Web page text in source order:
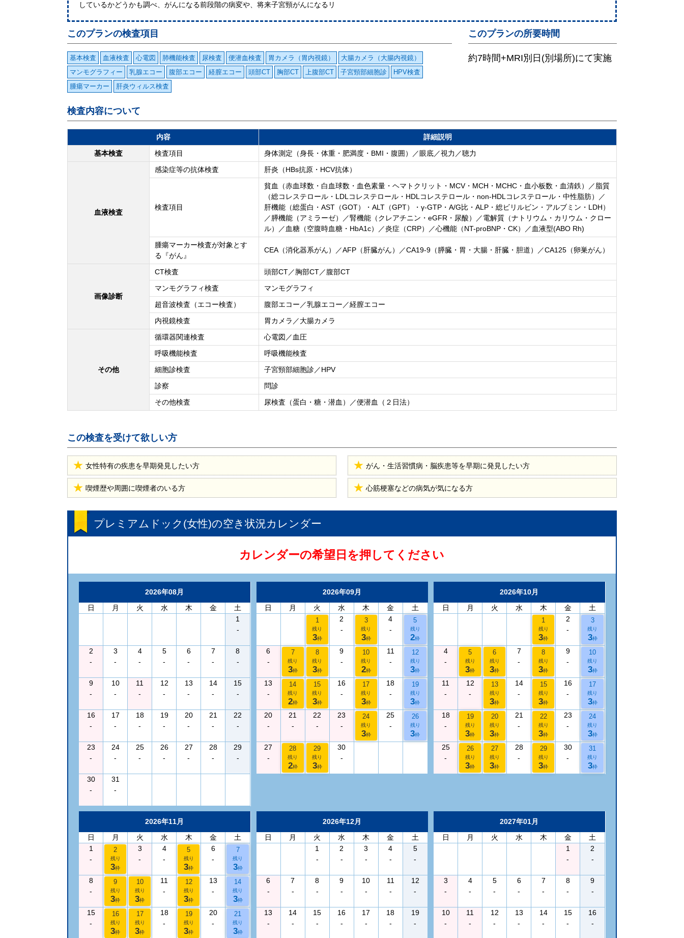
しているかどうかも調べ、がんになる前段階の病変や、将来子宮頸がんになるリ
このプランの所要時間
約7時間+MRI別日(別場所)にて実施
このプランの検査項目
基本検査 血液検査 心電図 肺機能検査 尿検査 便潜血検査 胃カメラ（胃内視鏡）
大腸カメラ（大腸内視鏡）
マンモグラフィー
乳腺エコー 腹部エコー 経膣エコー 頭部CT 胸部CT 上腹部CT 子宮頸部細胞診
HPV検査
腫瘍マーカー
肝炎ウィルス検査
検査内容について
内容
詳細説明
基本検査
検査項目 身体測定（身長・体重・肥満度・BMI・腹囲）／眼底／視力／聴力
血液検査
感染症等の抗体検査 肝炎（HBs抗原・HCV抗体）
検査項目
貧血（赤血球数・白血球数・血色素量・ヘマトクリット・MCV・MCH・MCHC・血小板数・血清鉄）／脂質
（総コレステロール・LDLコレステロール・HDLコレステロール・non-HDLコレステロール・中性脂肪）／
肝機能（総蛋白・AST（GOT）・ALT（GPT）・γ-GTP・A/G比・ALP・総ビリルビン・アルブミン・LDH）
／膵機能（アミラーゼ）／腎機能（クレアチニン・eGFR・尿酸）／電解質（ナトリウム・カリウム・クロー
ル）／血糖（空腹時血糖・HbA1c）／炎症（CRP）／心機能（NT-proBNP・CK）／血液型(ABO Rh)
腫瘍マーカー検査が対象とす
る『がん』
CEA（消化器系がん）／AFP（肝臓がん）／CA19-9（膵臓・胃・大腸・肝臓・胆道）／CA125（卵巣がん）
画像診断
CT検査
頭部CT／胸部CT／腹部CT
マンモグラフィ検査
マンモグラフィ
超音波検査（エコー検査）
腹部エコー／乳腺エコー／経膣エコー
内視鏡検査
胃カメラ／大腸カメラ
その他
循環器関連検査
心電図／血圧
呼吸機能検査
呼吸機能検査
細胞診検査
子宮頸部細胞診／HPV
診察
問診
その他検査
尿検査（蛋白・糖・潜血）／便潜血（２日法）
この検査を受けて欲しい方
女性特有の疾患を早期発見したい方 がん・生活習慣病・脳疾患等を早期に発見したい方
喫煙歴や周囲に喫煙者のいる方 心筋梗塞などの病気が気になる方
プレミアムドック(女性)の空き状況カレンダー
カレンダーの希望日を押してください
2026年08月
日
月 火 水 木 金
土
1
-
2
-
3
-
4
-
5
-
6
-
7
-
8
-
9
-
10
-
11
-
12
-
13
-
14
-
15
-
16
-
17
-
18
-
19
-
20
-
21
-
22
-
23
-
24
-
25
-
26
-
27
-
28
-
29
-
30
-
31
-
2026年09月
日
月 火 水 木 金 土
1
残り
3枠
2
-
3
残り
3枠
4
-
5
残り
2枠
6
-
7
残り
3枠
8
残り
3枠
9
-
10
残り
2枠
11
-
12
残り
3枠
13
-
14
残り
2枠
15
残り
3枠
16
-
17
残り
3枠
18
-
19
残り
3枠
20
-
21
-
22
-
23
-
24
残り
3枠
25
-
26
残り
3枠
27
-
28
残り
2枠
29
残り
3枠
30
-
2026年10月
日
月 火 水 木 金 土
1
残り
3枠
2
-
3
残り
3枠
4
-
5
残り
3枠
6
残り
3枠
7
-
8
残り
3枠
9
-
10
残り
3枠
11
-
12
-
13
残り
3枠
14
-
15
残り
3枠
16
-
17
残り
3枠
18
-
19
残り
3枠
20
残り
3枠
21
-
22
残り
3枠
23
-
24
残り
3枠
25
-
26
残り
3枠
27
残り
3枠
28
-
29
残り
3枠
30
-
31
残り
3枠
2026年11月
日
月 火 水 木 金
土
1
-
2
残り
3枠
3
-
4
-
5
残り
3枠
6
-
7
残り
3枠
8
-
9
残り
3枠
10
残り
3枠
11
-
12
残り
3枠
13
-
14
残り
3枠
15
-
16
残り
3枠
17
残り
3枠
18
-
19
残り
3枠
20
-
21
残り
3枠
2026年12月
日
月 火 水 木 金
土
1
-
2
-
3
-
4
-
5
-
6
-
7
-
8
-
9
-
10
-
11
-
12
-
13
-
14
-
15
-
16
-
17
-
18
-
19
-
2027年01月
日
月 火 水 木 金
土
1
-
2
-
3
-
4
-
5
-
6
-
7
-
8
-
9
-
10
-
11
-
12
-
13
-
14
-
15
-
16
-